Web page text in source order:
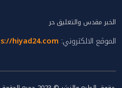
الخبر مقدس والتعليق حر
الموقع الالكتروني: